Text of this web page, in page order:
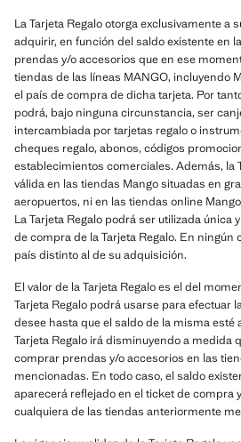
La Tarjeta Regalo otorga exclusivamente a
adquirir, en función del saldo existente en
prendas y/o accesorios que en ese
tiendas de las líneas MANGO, incluyendo
el país de compra de dicha tarjeta. Por
podrá, bajo ninguna circunstancia, ser
intercambiada por tarjetas regalo o
cheques regalo, abonos, códigos
establecimientos comerciales. Además, la
válida en las tiendas Mango situadas en
aeropuertos, ni en las tiendas online
La Tarjeta Regalo podrá ser utilizada única
de compra de la Tarjeta Regalo. En ningún
país distinto al de su adquisición.
El valor de la Tarjeta Regalo es el del
Tarjeta Regalo podrá usarse para efectuar
desee hasta que el saldo de la misma esté
Tarjeta Regalo irá disminuyendo a medida
comprar prendas y/o accesorios en las
mencionadas. En todo caso, el saldo
aparecerá reflejado en el ticket de compra
cualquiera de las tiendas anteriormente